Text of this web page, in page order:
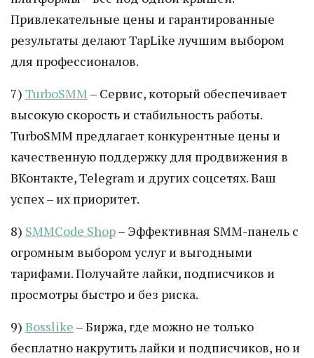
Привлекательные цены и гарантированные
результаты делают TapLike лучшим выбором
для профессионалов.
7) TurboSMM – Сервис, который обеспечивает
высокую скорость и стабильность работы.
TurboSMM предлагает конкурентные цены и
качественную поддержку для продвижения в
ВКонтакте, Telegram и других соцсетях. Ваш
успех – их приоритет.
8) SMMCode Shop– Эффективная SMM-панель с
огромным выбором услуг и выгодными
тарифами. Получайте лайки, подписчиков и
просмотры быстро и без риска.
9) Bosslike – Биржа, где можно не только
бесплатно накрутить лайки и подписчиков, но и